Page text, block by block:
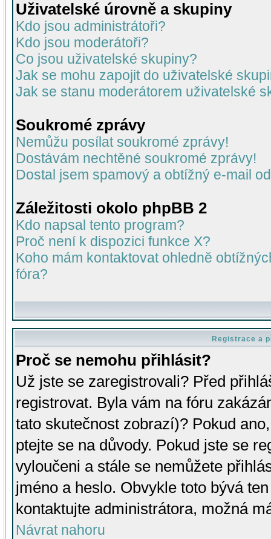
Uživatelské úrovně a skupiny
Kdo jsou administrátoři?
Kdo jsou moderátoři?
Co jsou uživatelské skupiny?
Jak se mohu zapojit do uživatelské
Jak se stanu moderátorem uživatelské
Soukromé zprávy
Nemůžu posílat soukromé zprávy!
Dostávám nechtěné soukromé zprávy!
Dostal jsem spamový a obtížný e-mail
Záležitosti okolo phpBB 2
Kdo napsal tento program?
Proč není k dispozici funkce X?
Koho mám kontaktovat ohledně
fóra?
Registrace a
Proč se nemohu přihlásit?
Už jste se zaregistrovali? Před
registrovat. Byla vám na fóru
tato skutečnost zobrazí)? Pokud
ptejte se na důvody. Pokud jste se
vyloučeni a stále se nemůžete
jméno a heslo. Obvykle toto bývá
kontaktujte administrátora, možná
Návrat nahoru